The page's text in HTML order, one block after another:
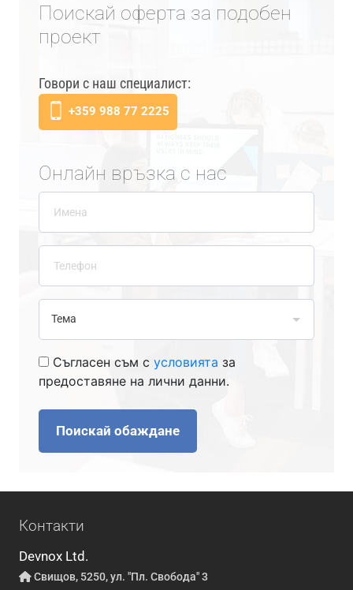
Поискай оферта за подобен
проект
Говори с наш специалист:
+359 988 77 2225
Онлайн връзка с нас
Съгласен съм с условията за
предоставяне на лични данни.
Поискай обаждане
Контакти
Devnox Ltd.
Свищов, 5250, ул. "Пл. Свобода" 3